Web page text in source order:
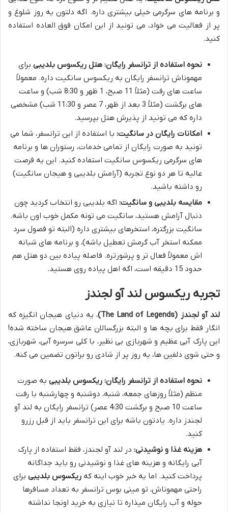
و برنامه های سرگرمی خیلی بیشتری داره. اگه دلتون یه روز شلوغ و
پر از فعالیت می خواد، می تونید از این امکان فوق العاده استفاده
کنید.
نحوه استفاده از ترانسفر رایگان: هتل ریکسوس بلدیبی برای
مهموناش ترانسفر رایگان به ریکسوس سانگیت داره. معمولاً
ساعت های رفت (مثلاً 11 صبح، 1 ظهر و 8:30 شب) و ساعت
های برگشت (مثلاً 3 بعد از ظهر، 7 عصر و 11:30 شب) مشخصی
داره که می تونید از پذیرش هتل بپرسید.
امکانات رایگان در سانگیت: با استفاده از این ترانسفر، شما می
تونید به صورت رایگان از تمامی خدمات، رستوران ها و برنامه
های سرگرمی ریکسوس سانگیت استفاده کنید. این یه فرصت
عالیه تا هر دو نوع تجربه (آرامش بلدیبی و هیجان سانگیت)
رو داشته باشید.
مقایسه بلدیبی و سانگیت: اگه بلدیبی رو انتخاب کردید چون
دنبال آرامش هستید، سانگیت می تونه مکمل خوب اون باشه.
سانگیت بزرگتره، استخرهای بیشتری داره (البته تو فصول سرد
ممکنه استخر آب گرمش تعطیل باشه)، و برنامه های شبانه
اش معمولاً فعال تر و پرشورتره. فاصله پیاده بین دو هتل هم
حدود 15 دقیقه است، اگه اهل پیاده روی هستید.
تجربه ریکسوس لند آو لجندز
لند آو لجندز (The Land of Legends)
، یه دنیای هیجان انگیزه که
انگار فقط برای بچه ها و البته بزرگسالان عاشق هیجان ساخته شده!
این پارک آبی عظیم و شهربازی بی نظیر، با کلی سرسره آبی، شهربازی،
و حتی شوی دلفین ها، یه روز پر از شادی رو براتون تضمین می کنه.
نحوه استفاده از ترانسفر رایگان: ریکسوس بلدیبی به صورت
منظم (مثلاً روزهای جمعه، شنبه، دوشنبه و چهارشنبه با رفت
ساعت 10 صبح و برگشت 4:30 عصر) ترانسفر رایگان به لند آو
لجندز داره. یادتون باشه برای این ترانسفر باید از قبل رزرو
کنید.
هزینه غذا و نوشیدنی: در لند آو لجندز، فقط استفاده از پارک
آبی رایگانه و هزینه های غذا و نوشیدنی رو باید جداگانه
پرداخت کنید. اما یه خبر خوب اینه که ریکسوس بلدیبی برای
راحتی مهموناش، تو مینی بوس ترانسفر به تعداد مسافرها
حوله و آب رایگان میذاره تا نیازی به خرید اونجا نداشته